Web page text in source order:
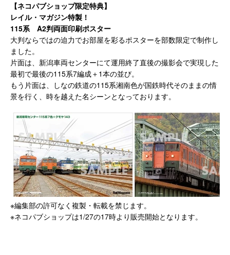
【ネコパブショップ限定特典】
レイル・マガジン特製！
115系 A2判両面印刷ポスター
大判ならではの迫力でお部屋を彩るポスターを部数限定で制作し
ました。
片面は、新潟車両センターにて運用終了直後の撮影会で実現した
最初で最後の115系7編成＋1本の並び。
もう片面は、しなの鉄道の115系湘南色が国鉄時代そのままの情
景を行く、時を越えた名シーンとなっております。
※編集部の許可なく複製・転載を禁じます。
※ネコパブショップは1/27の17時より販売開始となります。